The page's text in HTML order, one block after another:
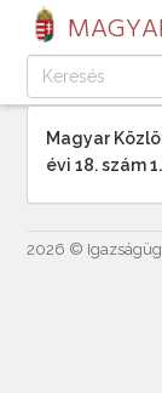
Magyar
évi 18. szám
2026 ©